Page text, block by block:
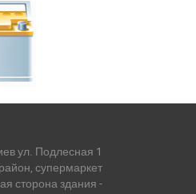
ул. Подлесная 1
супермаркет
сторона здания -